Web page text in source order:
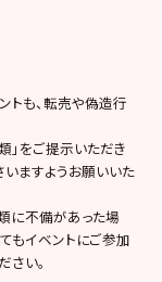
トも、転売や偽造行
をご提示いただき
ますようお願いいた
に不備があった場
もイベントにご参加
さい。